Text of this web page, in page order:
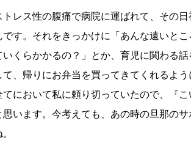
トレス性の腹痛で病院に運ばれて、その
す。それをきっかけに「あんな遠いとこ
いくらかかるの？」とか、育児に関わる
、帰りにお弁当を買ってきてくれるよ
において私に頼り切っていたので、『
います。今考えても、あの時の旦那の